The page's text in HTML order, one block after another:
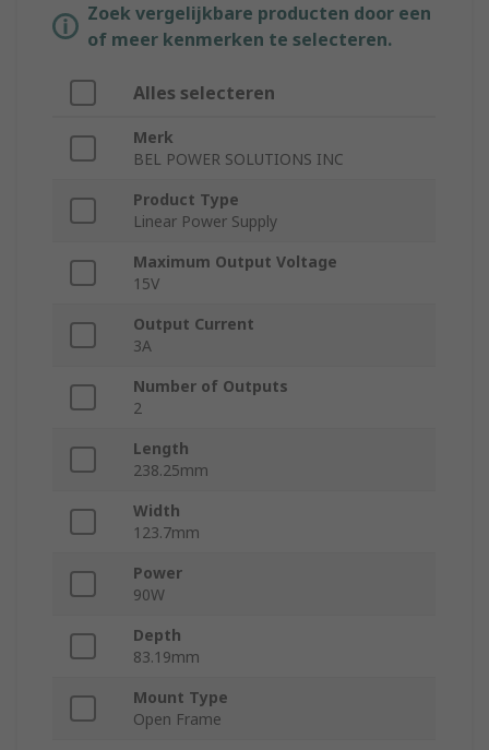
Zoek vergelijkbare producten door een
of meer kenmerken te selecteren.
Alles selecteren
Merk
BEL POWER SOLUTIONS INC
Product Type
Linear Power Supply
Maximum Output Voltage
15V
Output Current
3A
Number of Outputs
2
Length
238.25mm
Width
123.7mm
Power
90W
Depth
83.19mm
Mount Type
Open Frame